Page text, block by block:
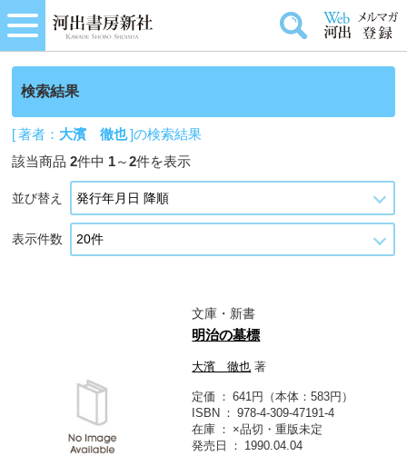
検索結果
[ 著者： 大濱 徹也]の検索結果
該当商品2件中 1～2件を表示
並び替え
表示件数
文庫・新書
明治の墓標
大濱 徹也 著
定価
641円（本体：583円）
ISBN
978-4-309-47191-4
在庫
×品切・重版未定
発売日
1990.04.04